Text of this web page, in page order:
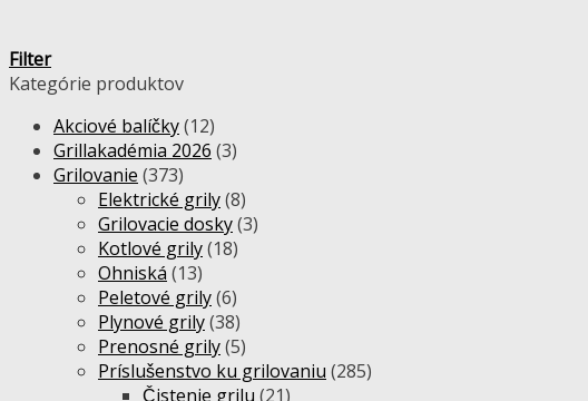
Filter
Kategórie produktov
Akciové balíčky(12)
Grillakadémia 2026 (3)
Grilovanie (373)
Elektrické grily(8)
Grilovacie dosky(3)
Kotlové grily(18)
Ohniská (13)
Peletové grily(6)
Plynové grily(38)
Prenosné grily(5)
Príslušenstvo ku grilovaniu (285)
Čistenie grilu (21)